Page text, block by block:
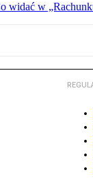
widać w